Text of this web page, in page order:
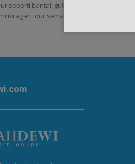
seperti bantal, guling
agar tidur semakin...